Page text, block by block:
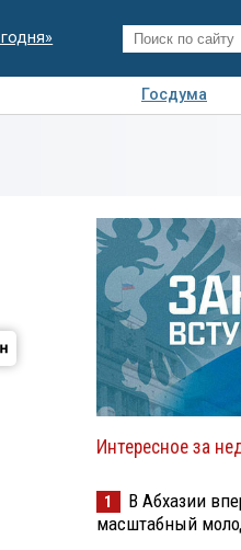
Госдума
Интересное за
1
В Абхазии
масштабный